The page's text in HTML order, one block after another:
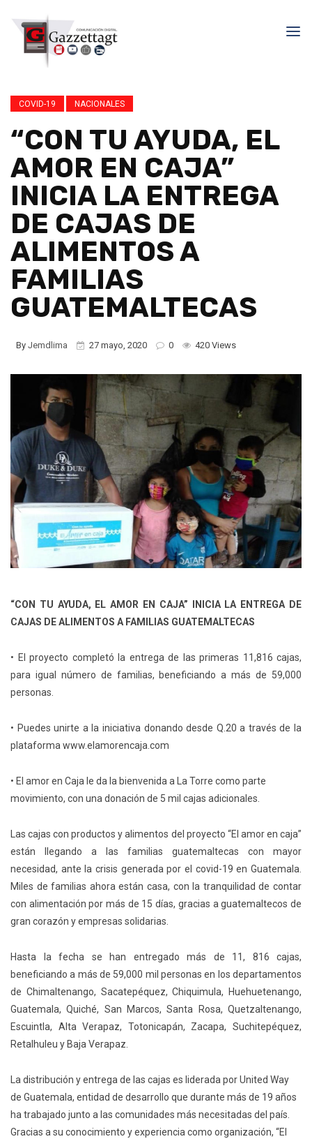
COVID-19 NACIONALES
“CON TU AYUDA, EL
AMOR EN CAJA”
INICIA LA ENTREGA
DE CAJAS DE
ALIMENTOS A
FAMILIAS
GUATEMALTECAS
By Jemdlima 27 mayo, 2020 0 420 Views
“CON TU AYUDA, EL AMOR EN CAJA” INICIA LA ENTREGA DE
CAJAS DE ALIMENTOS A FAMILIAS GUATEMALTECAS
• El proyecto completó la entrega de las primeras 11,816 cajas,
para igual número de familias, beneficiando a más de 59,000
personas.
• Puedes unirte a la iniciativa donando desde Q.20 a través de la
plataforma www.elamorencaja.com
• El amor en Caja le da la bienvenida a La Torre como parte
movimiento, con una donación de 5 mil cajas adicionales.
Las cajas con productos y alimentos del proyecto “El amor en caja”
están llegando a las familias guatemaltecas con mayor
necesidad, ante la crisis generada por el covid-19 en Guatemala.
Miles de familias ahora están casa, con la tranquilidad de contar
con alimentación por más de 15 días, gracias a guatemaltecos de
gran corazón y empresas solidarias.
Hasta la fecha se han entregado más de 11, 816 cajas,
beneficiando a más de 59,000 mil personas en los departamentos
de Chimaltenango, Sacatepéquez, Chiquimula, Huehuetenango,
Guatemala, Quiché, San Marcos, Santa Rosa, Quetzaltenango,
Escuintla, Alta Verapaz, Totonicapán, Zacapa, Suchitepéquez,
Retalhuleu y Baja Verapaz.
La distribución y entrega de las cajas es liderada por United Way
de Guatemala, entidad de desarrollo que durante más de 19 años
ha trabajado junto a las comunidades más necesitadas del país.
Gracias a su conocimiento y experiencia como organización, “El